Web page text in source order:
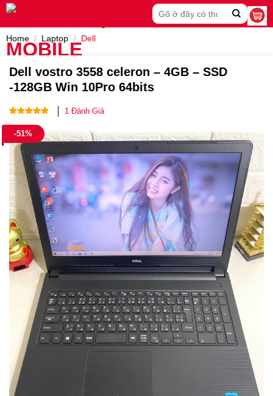
Skip
Search
for:
Home / Laptop / Dell
Dell vostro 3558 celeron – 4GB – SSD
-128GB Win 10Pro 64bits
Rated5.00
out of 5
based on
1
customer
rating
1 Đánh Giá
-51%